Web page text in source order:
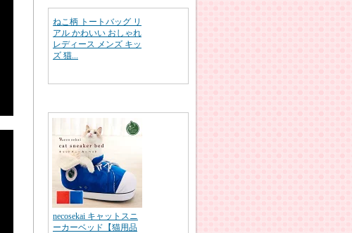
ねこ柄 トートバッグ リ
アル かわいい おしゃれ
レディース メンズ キッ
ズ 猫...
necosekai キャットスニ
ーカーベッド【猫用品